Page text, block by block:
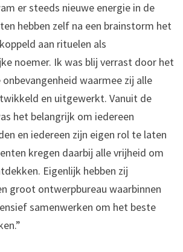
er steeds nieuwe energie in de
hebben zelf na een brainstorm het
aan rituelen als
noemer. Ik was blij verrast door het
waarmee zij alle
en uitgewerkt. Vanuit de
het belangrijk om iedereen
en iedereen zijn eigen rol te laten
kregen daarbij alle vrijheid om
Eigenlijk hebben zij
groot ontwerpbureau waarbinnen
samenwerken om het beste